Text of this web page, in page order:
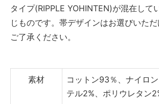
タイプ(RIPPLE YOHINTEN)が混在して
じものです。帯デザインはお選びいただ
ご了承ください。
素材
コットン93％、ナイロ
テル2%、ポリウレタン